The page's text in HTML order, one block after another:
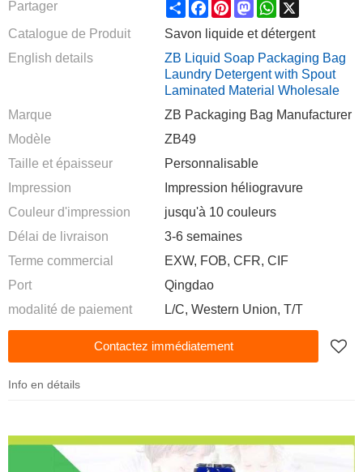
Partager ShareFacebook
Pinterest
Mastodon
WhatsApp
X
Catalogue de Produit
Savon liquide et détergent
English details
ZB Liquid Soap Packaging Bag
Laundry Detergent with Spout
Laminated Material Wholesale
Marque
ZB Packaging Bag Manufacturer
Modèle
ZB49
Taille et épaisseur
Personnalisable
Impression
Impression héliogravure
Couleur d'impression
jusqu'à 10 couleurs
Délai de livraison
3-6 semaines
Terme commercial
EXW, FOB, CFR, CIF
Port
Qingdao
modalité de paiement
L/C, Western Union, T/T
Contactez immédiatement
Info en détails